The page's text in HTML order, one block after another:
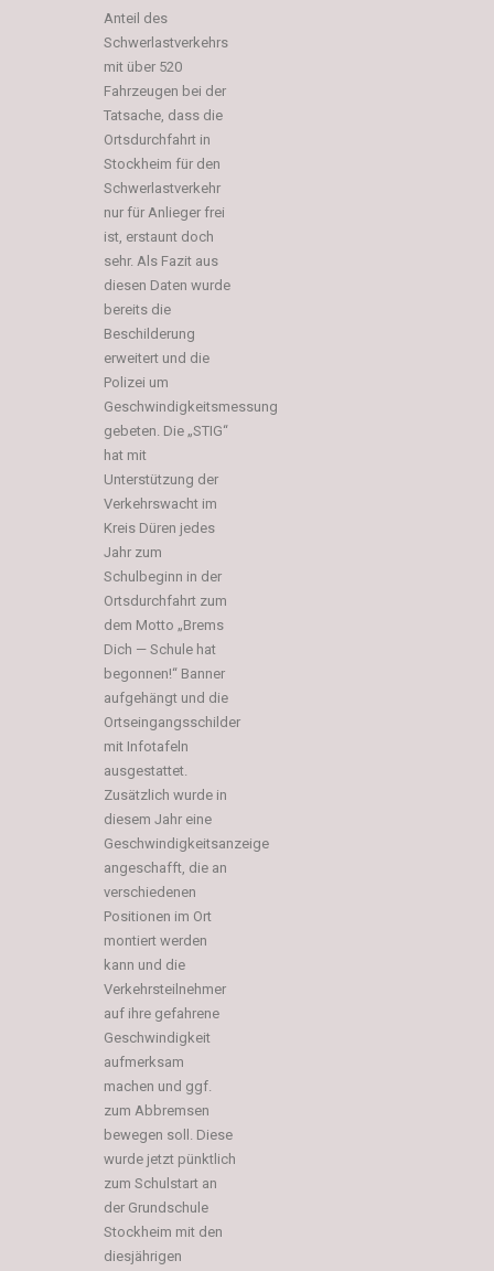
Anteil des
Schwerlastverkehrs
mit über 520
Fahrzeugen bei der
Tatsache, dass die
Ortsdurchfahrt in
Stockheim für den
Schwerlastverkehr
nur für Anlieger frei
ist, erstaunt doch
sehr. Als Fazit aus
diesen Daten wurde
bereits die
Beschilderung
erweitert und die
Polizei um
Geschwindigkeitsmessung
gebeten. Die „STIG“
hat mit
Unterstützung der
Verkehrswacht im
Kreis Düren jedes
Jahr zum
Schulbeginn in der
Ortsdurchfahrt zum
dem Motto „Brems
Dich — Schule hat
begonnen!“ Banner
aufgehängt und die
Ortseingangsschilder
mit Infotafeln
ausgestattet.
Zusätzlich wurde in
diesem Jahr eine
Geschwindigkeitsanzeige
angeschafft, die an
verschiedenen
Positionen im Ort
montiert werden
kann und die
Verkehrsteilnehmer
auf ihre gefahrene
Geschwindigkeit
aufmerksam
machen und ggf.
zum Abbremsen
bewegen soll. Diese
wurde jetzt pünktlich
zum Schulstart an
der Grundschule
Stockheim mit den
diesjährigen